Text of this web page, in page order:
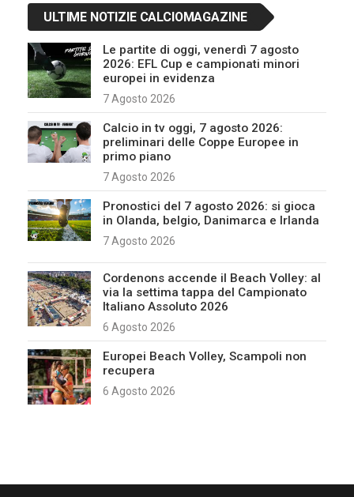
ULTIME NOTIZIE CALCIOMAGAZINE
Le partite di oggi, venerdì 7 agosto
2026: EFL Cup e campionati minori
europei in evidenza
7 Agosto 2026
Calcio in tv oggi, 7 agosto 2026:
preliminari delle Coppe Europee in
primo piano
7 Agosto 2026
Pronostici del 7 agosto 2026: si gioca
in Olanda, belgio, Danimarca e Irlanda
7 Agosto 2026
Cordenons accende il Beach Volley: al
via la settima tappa del Campionato
Italiano Assoluto 2026
6 Agosto 2026
Europei Beach Volley, Scampoli non
recupera
6 Agosto 2026